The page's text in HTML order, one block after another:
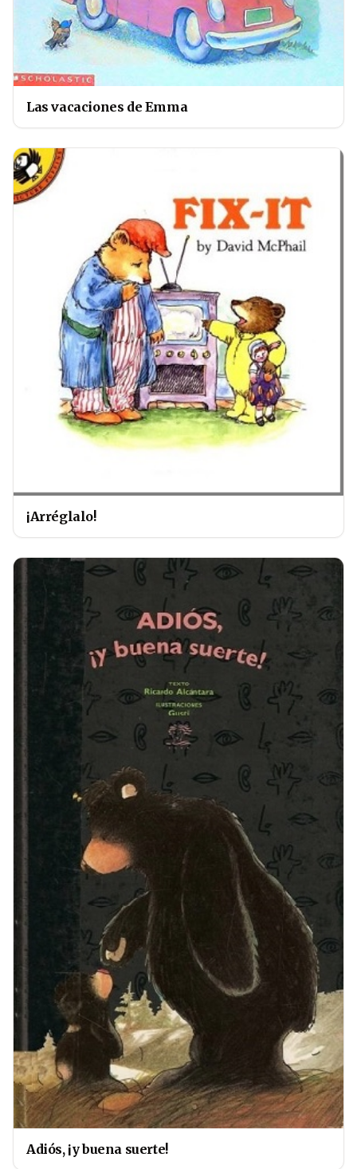
Las vacaciones de Emma
¡Arréglalo!
Adiós, ¡y buena suerte!